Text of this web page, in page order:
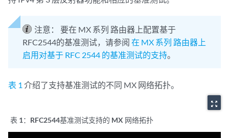
注意：
要在 MX 系列 路由器上配置基于
RFC2544的基准测试，请参阅 在 MX 系列 路由器上
启用对基于 RFC 2544 的基准测试的支持。
表 1 介绍了支持基准测试的不同 MX 网络拓扑。
zoom_out_map
表 1： RFC2544基准测试支持的 MX 网络拓扑